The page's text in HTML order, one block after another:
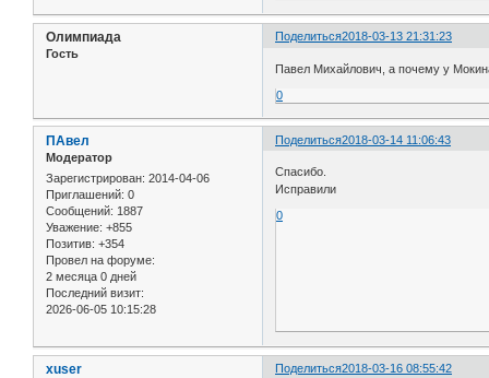
Поделиться2018-03-13 21:31:23
Олимпиада
Гость
Павел Михайлович, а почему у
0
Поделиться2018-03-14 11:06:43
ПАвел
Модератор
Зарегистрирован: 2014-04-06
Приглашений: 0
Сообщений: 1887
Уважение: +855
Позитив: +354
Провел на форуме:
2 месяца 0 дней
Последний визит:
2026-06-05 10:15:28
Спасибо.
Исправили
0
Поделиться2018-03-16 08:55:42
xuser